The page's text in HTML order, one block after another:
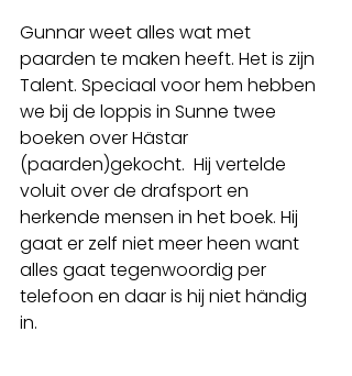
Gunnar weet alles wat met
paarden te maken heeft. Het is zijn
Talent. Speciaal voor hem hebben
we bij de loppis in Sunne twee
boeken over Hästar
(paarden)gekocht.  Hij vertelde
voluit over de drafsport en
herkende mensen in het boek. Hij
gaat er zelf niet meer heen want
alles gaat tegenwoordig per
telefoon en daar is hij niet händig
in.